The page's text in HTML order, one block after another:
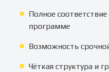
Полное
программе
Возможность
Чёткая структура и